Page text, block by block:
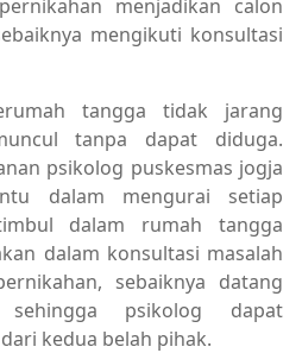
menjadikan calon
mengikuti konsultasi
tangga tidak jarang
tanpa dapat diduga.
psikolog puskesmas jogja
dalam mengurai setiap
dalam rumah tangga
dalam konsultasi masalah
sebaiknya datang
sehingga psikolog dapat
kedua belah pihak.